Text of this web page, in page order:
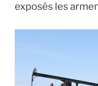
exposés les